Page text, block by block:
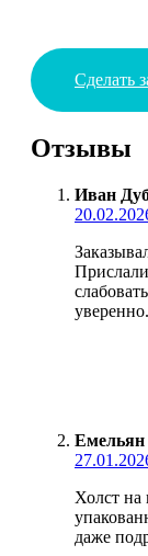
Сделать
Отзывы
Иван
Емельян
Холст
даже